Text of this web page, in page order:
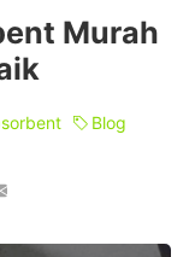
Murah
Blog